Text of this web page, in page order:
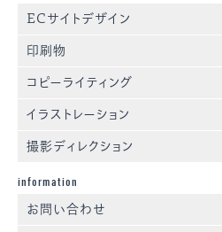
ECサイトデザイン
印刷物
コピーライティング
イラストレーション
撮影ディレクション
information
お問い合わせ